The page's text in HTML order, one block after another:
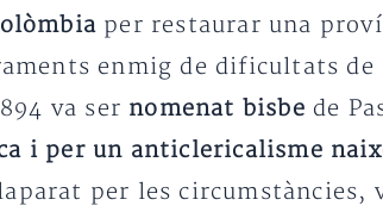
per restaurar una
enmig de dificultats
va ser nomenat bisbe de
i per un anticlericalisme
per les circumstàncies,